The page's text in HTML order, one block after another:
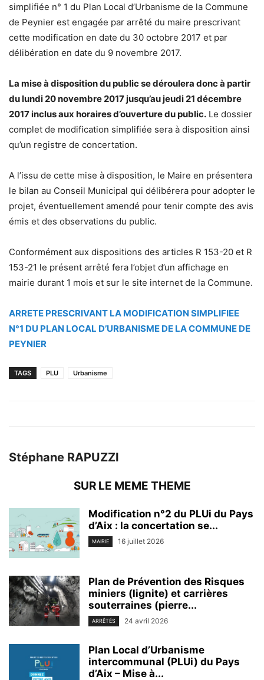
simplifiée n° 1 du Plan Local d’Urbanisme de la Commune
de Peynier est engagée par arrêté du maire prescrivant
cette modification en date du 30 octobre 2017 et par
délibération en date du 9 novembre 2017.
La mise à disposition du public se déroulera donc à partir
du lundi 20 novembre 2017 jusqu’au jeudi 21 décembre
2017 inclus aux horaires d’ouverture du public. Le dossier
complet de modification simplifiée sera à disposition ainsi
qu’un registre de concertation.
A l’issu de cette mise à disposition, le Maire en présentera
le bilan au Conseil Municipal qui délibérera pour adopter le
projet, éventuellement amendé pour tenir compte des avis
émis et des observations du public.
Conformément aux dispositions des articles R 153-20 et R
153-21 le présent arrêté fera l’objet d’un affichage en
mairie durant 1 mois et sur le site internet de la Commune.
ARRETE PRESCRIVANT LA MODIFICATION SIMPLIFIEE
N°1 DU PLAN LOCAL D’URBANISME DE LA COMMUNE DE
PEYNIER
TAGS PLU Urbanisme
Stéphane RAPUZZI
SUR LE MEME THEME
Modification n°2 du PLUi du Pays
d’Aix : la concertation se...
MAIRIE 16 juillet 2026
Plan de Prévention des Risques
miniers (lignite) et carrières
souterraines (pierre...
ARRÊTÉS 24 avril 2026
Plan Local d’Urbanisme
intercommunal (PLUi) du Pays
d’Aix – Mise à...